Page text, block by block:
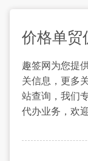
促
会
证
明
书
价格单贸
趣签网为您提
关信息，更多
站查询，我们
代办业务，欢